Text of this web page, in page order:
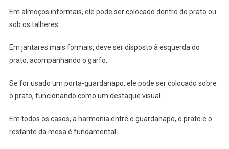
Em almoços informais, ele pode ser colocado dentro do prato ou
sob os talheres.
Em jantares mais formais, deve ser disposto à esquerda do
prato, acompanhando o garfo.
Se for usado um porta-guardanapo, ele pode ser colocado sobre
o prato, funcionando como um destaque visual.
Em todos os casos, a harmonia entre o guardanapo, o prato e o
restante da mesa é fundamental.